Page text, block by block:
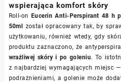
wspierająca komfort skóry
Roll-on Eucerin Anti-Perspirant 48 h
50ml został opracowany tak, by
użytkowaniu, również wtedy, gdy
produktu zaznaczono, że
wrażliwej skóry i po goleniu. To
z najbardziej wymagających miejsc
podrażnieniami, a golenie może